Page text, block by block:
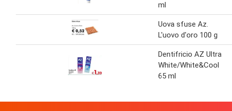
ml
Uova sfuse Az.
L'uovo d'oro 100 g
Dentifricio AZ Ultra
White/White&Cool
65 ml